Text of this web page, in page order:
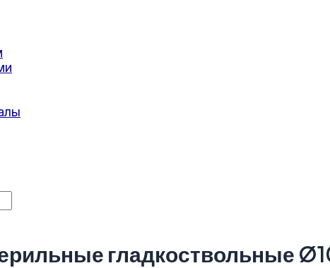
гладкоствольные